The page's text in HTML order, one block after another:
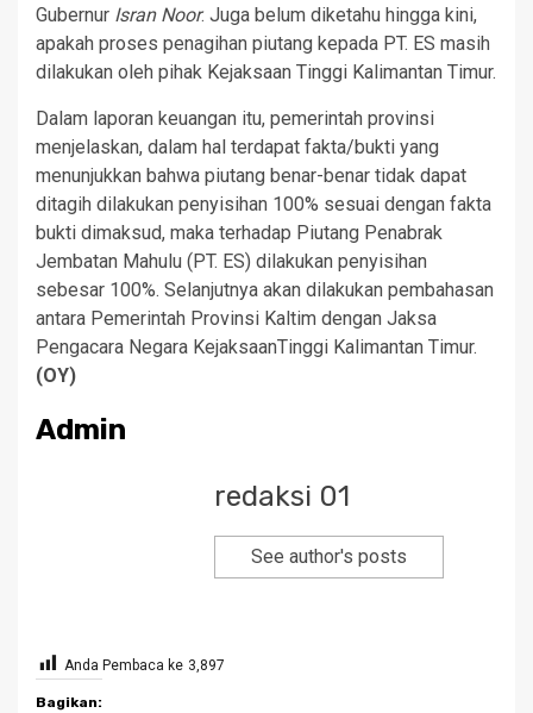
Gubernur Isran Noor. Juga belum diketahu hingga kini,
apakah proses penagihan piutang kepada PT. ES masih
dilakukan oleh pihak Kejaksaan Tinggi Kalimantan Timur.
Dalam laporan keuangan itu, pemerintah provinsi
menjelaskan, dalam hal terdapat fakta/bukti yang
menunjukkan bahwa piutang benar-benar tidak dapat
ditagih dilakukan penyisihan 100% sesuai dengan fakta
bukti dimaksud, maka terhadap Piutang Penabrak
Jembatan Mahulu (PT. ES) dilakukan penyisihan
sebesar 100%. Selanjutnya akan dilakukan pembahasan
antara Pemerintah Provinsi Kaltim dengan Jaksa
Pengacara Negara KejaksaanTinggi Kalimantan Timur.
(OY)
Admin
redaksi 01
See author's posts
Anda Pembaca ke 3,897
Bagikan: